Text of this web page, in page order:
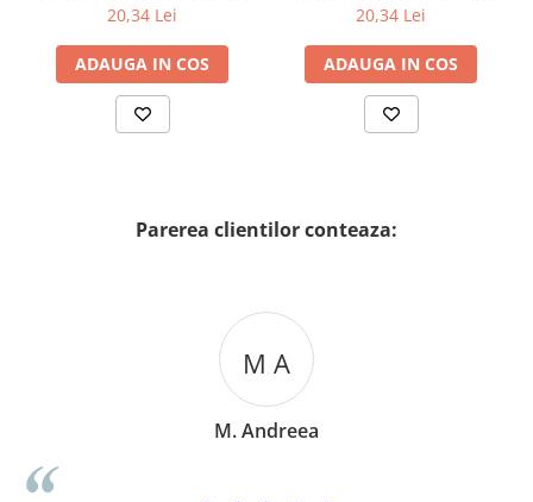
20,34 Lei
ADAUGA IN COS
20,34 Lei
ADAUGA IN COS
Parerea clientilor conteaza:
M A
M. Andreea